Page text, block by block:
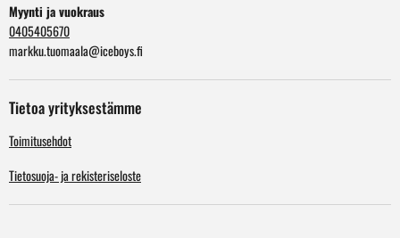
Myynti ja vuokraus
0405405670
markku.tuomaala@iceboys.fi
Tietoa yrityksestämme
Toimitusehdot
Tietosuoja- ja rekisteriseloste